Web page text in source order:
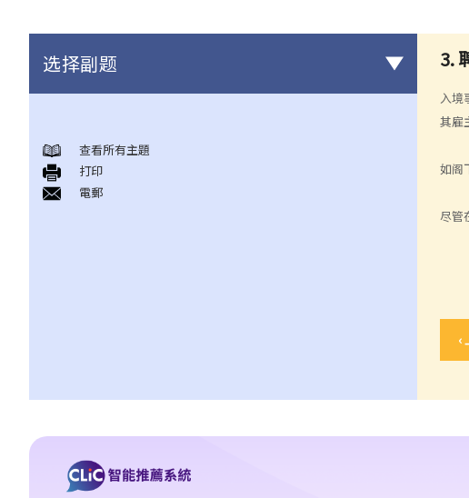
3.
入境
其雇
如阁
尽管
‹
选择副题
1. 「国籍」(nationality) 与「公民身分」(citizenship) 的法律含义有
甚么分别？
2. 中国大陆的所有少数民族是否都拥有中国国籍？
1. 我是否需要连续在香港居住七年，才可获得永久性居民身分？
4. 以前曾身为香港居民的人士，可否返回香港并恢复其香港永久性
查看所有主題
打印
電郵